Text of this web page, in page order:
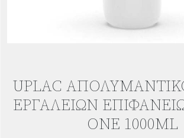
UPLAC
ΕΡΓΑΛΕΊΩΝ
ONE 1000ML